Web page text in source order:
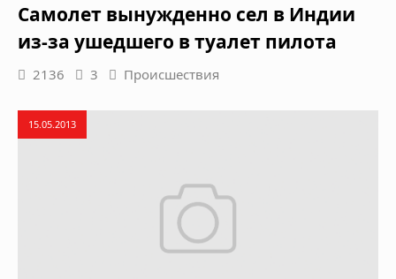
Самолет вынужденно сел в Индии
из-за ушедшего в туалет пилота
2136 3 Происшествия
15.05.2013